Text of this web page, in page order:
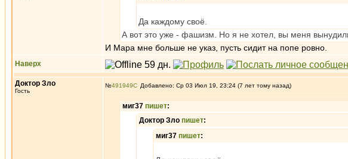
Да каждому своё.
А вот это уже - фашизм. Но я не хотел, вы меня
И Мара мне больше не указ, пусть сидит на попе ровно.
Наверх
Доктор Зло
Гость
№491949 Добавлено: Ср 03 Июл 19, 23:24 (7 лет тому назад)
миг37 пишет:
Доктор Зло пишет:
миг37 пишет: